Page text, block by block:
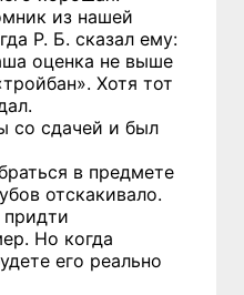
из нашей
Р. Б. сказал ему:
оценка не выше
Хотя тот
со сдачей и был
в предмете
отскакивало.
придти
Но когда
его реально